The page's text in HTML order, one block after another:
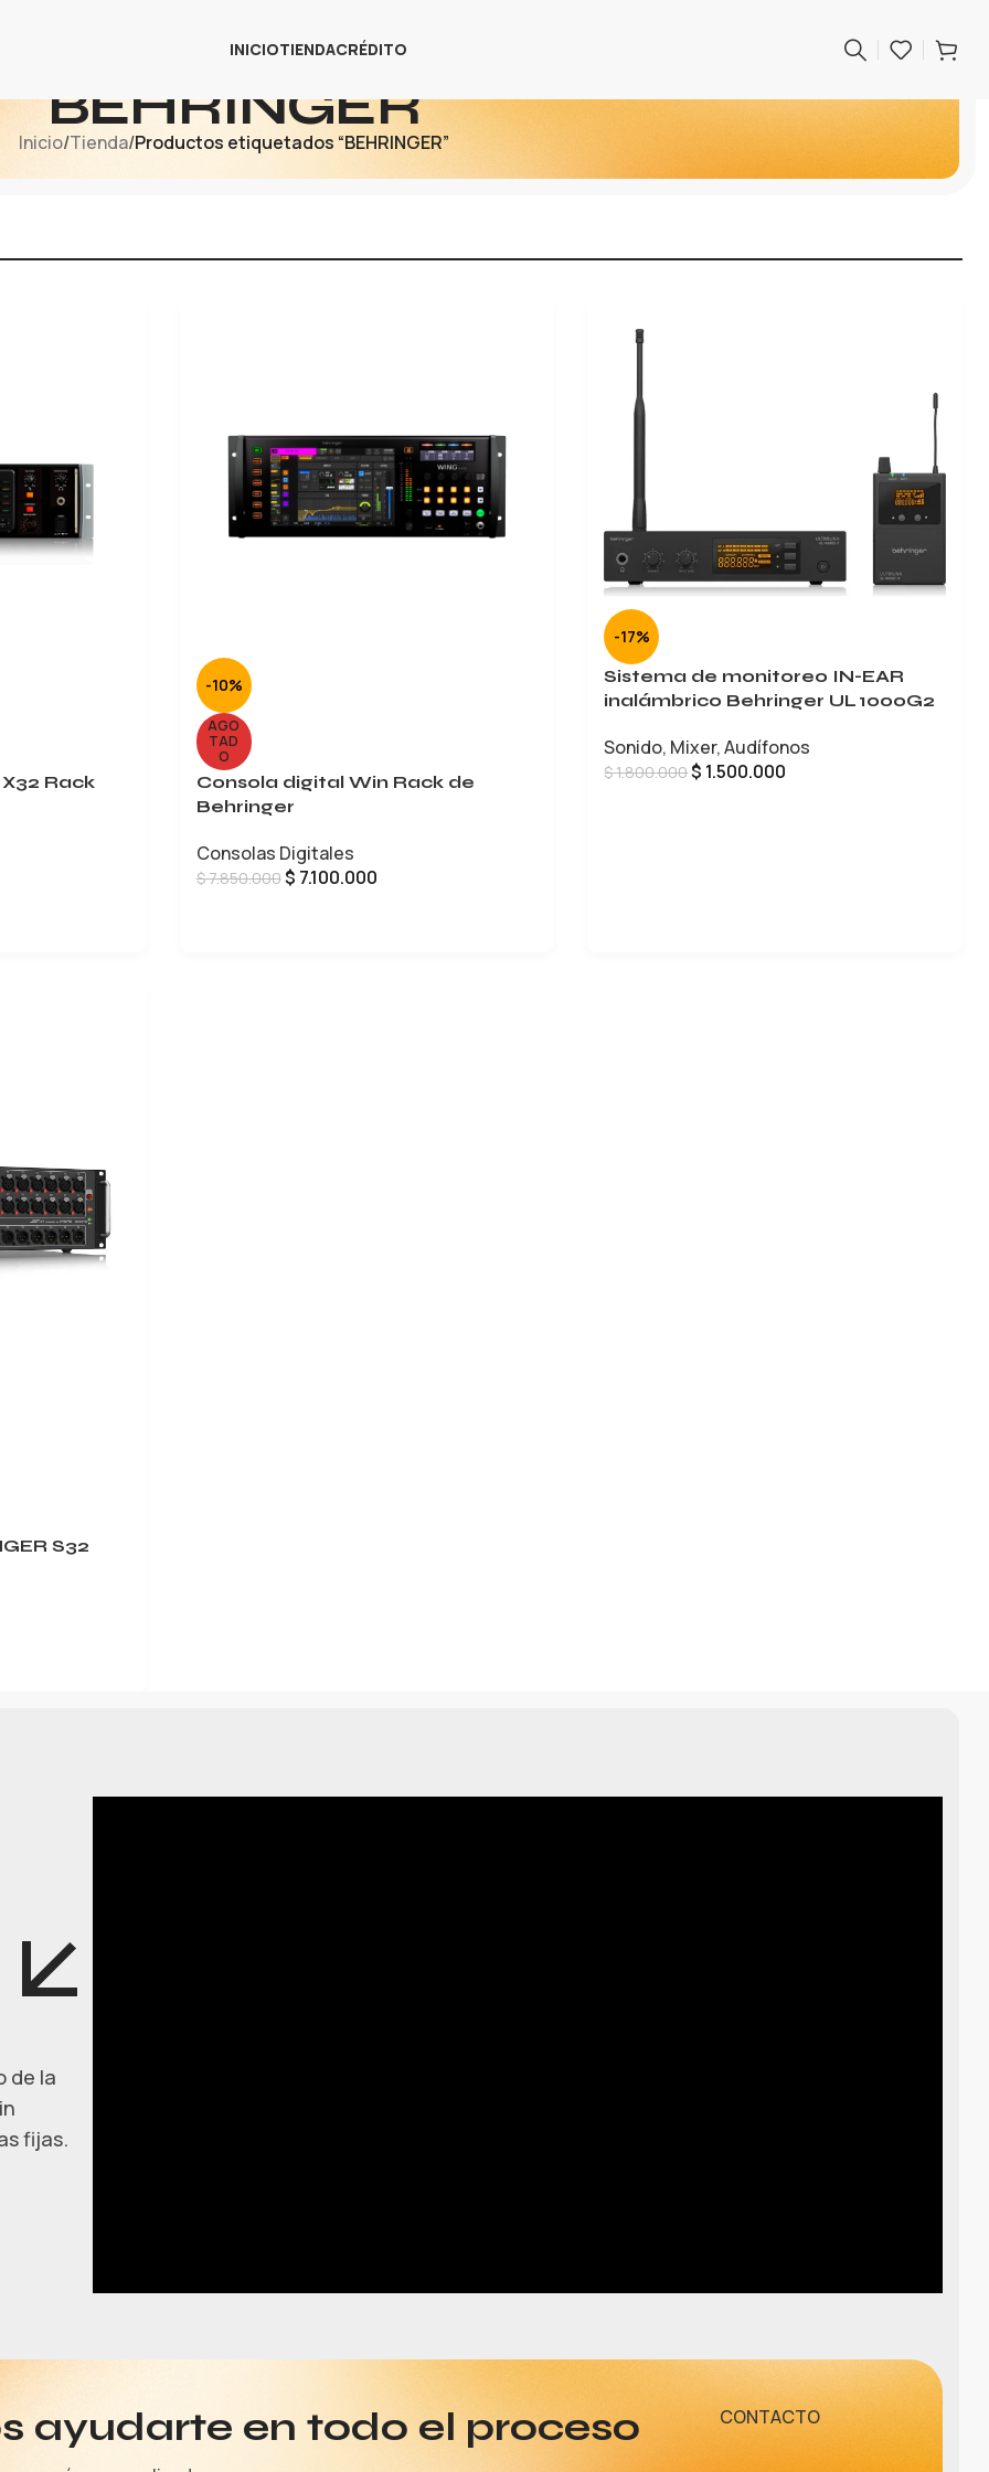
INICIOTIENDACRÉDITO
BEHRINGER
Inicio/Tienda/Productos etiquetados “BEHRINGER”
Rack
-10%
AGO
TAD
O
Consola digital Win Rack de
Behringer
Consolas Digitales
$7.850.000$ 7.100.000
-17%
Sistema de monitoreo IN-EAR
inalámbrico Behringer UL 1000G2
Sonido, Mixer,Audífonos
$1.800.000$ 1.500.000
S32
de la
fijas.
ayudarte en todo el proceso CONTACTO